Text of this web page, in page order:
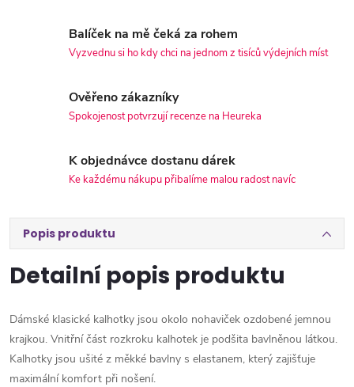
Balíček na mě čeká za rohem
Vyzvednu si ho kdy chci na jednom z tisíců výdejních míst
Ověřeno zákazníky
Spokojenost potvrzují recenze na Heureka
K objednávce dostanu dárek
Ke každému nákupu přibalíme malou radost navíc
Popis produktu
Detailní popis produktu
Dámské klasické kalhotky jsou okolo nohaviček ozdobené jemnou
krajkou. Vnitřní část rozkroku kalhotek je podšita bavlněnou látkou.
Kalhotky jsou ušité z měkké bavlny s elastanem, který zajišťuje
maximální komfort při nošení.